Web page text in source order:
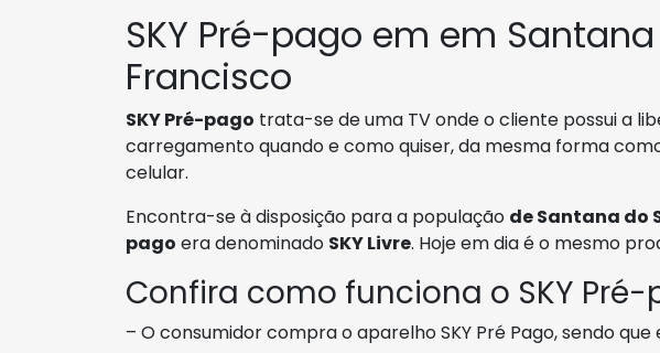
SKY Pré-pago em em
Francisco
SKY Pré-pago trata-se de uma TV onde o cliente possui a
carregamento quando e como quiser, da mesma forma
celular.
Encontra-se à disposição para a população de Santana do
pago era denominado SKY Livre. Hoje em dia é o mesmo
Confira como funciona o SKY
– O consumidor compra o aparelho SKY Pré Pago, sendo